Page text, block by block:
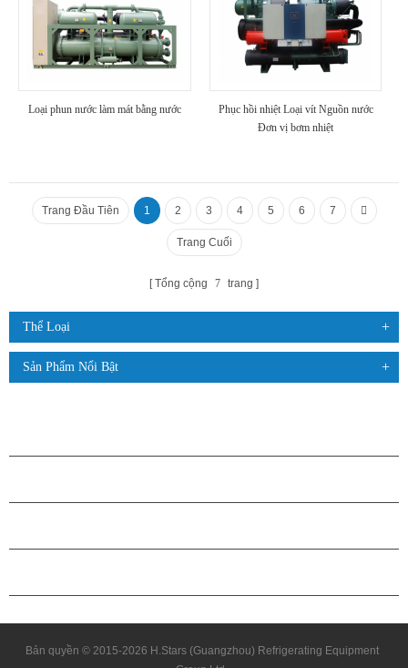
Loại phun nước làm mát bằng nước
Phục hồi nhiệt Loại vít Nguồn nước
Đơn vị bơm nhiệt
Trang Đầu Tiên 1 2 3 4 5 6 7
Trang Cuối
Tổng cộng 7 trang
Thể Loại
Sản Phẩm Nổi Bật
Bản quyền © 2015-2026 H.Stars (Guangzhou) Refrigerating Equipment